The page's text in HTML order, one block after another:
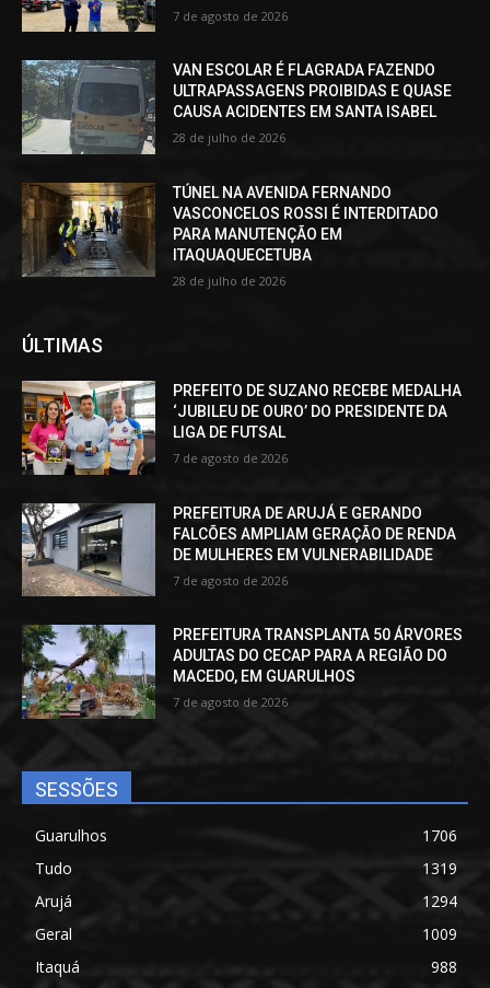
7 de agosto de 2026
VAN ESCOLAR É FLAGRADA FAZENDO
ULTRAPASSAGENS PROIBIDAS E QUASE
CAUSA ACIDENTES EM SANTA ISABEL
28 de julho de 2026
TÚNEL NA AVENIDA FERNANDO
VASCONCELOS ROSSI É INTERDITADO
PARA MANUTENÇÃO EM
ITAQUAQUECETUBA
28 de julho de 2026
ÚLTIMAS
PREFEITO DE SUZANO RECEBE MEDALHA
‘JUBILEU DE OURO’ DO PRESIDENTE DA
LIGA DE FUTSAL
7 de agosto de 2026
PREFEITURA DE ARUJÁ E GERANDO
FALCÕES AMPLIAM GERAÇÃO DE RENDA
DE MULHERES EM VULNERABILIDADE
7 de agosto de 2026
PREFEITURA TRANSPLANTA 50 ÁRVORES
ADULTAS DO CECAP PARA A REGIÃO DO
MACEDO, EM GUARULHOS
7 de agosto de 2026
SESSÕES
Guarulhos
1706
Tudo
1319
Arujá
1294
Geral
1009
Itaquá
988